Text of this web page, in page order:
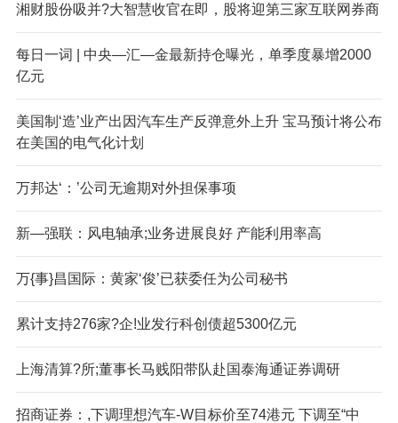
湘财股份吸并?大智慧收官在即， 股将迎第三家互联网券商
每日一词 | 中央—汇—金最新持仓曝光，单季度暴增2000
亿元
美国制‘造’业产出因汽车生产反弹意外上升 宝马预计将公布
在美国的电气化计划
万邦达‘：’公司无逾期对外担保事项
新—强联：风电轴承;业务进展良好 产能利用率高
万{事}昌国际：黄家‘俊’已获委任为公司秘书
累计支持276家?企!业发行科创债超5300亿元
上海清算?所;董事长马贱阳带队赴国泰海通证券调研
招商证券：,下调理想汽车-W目标价至74港元 下调至“中